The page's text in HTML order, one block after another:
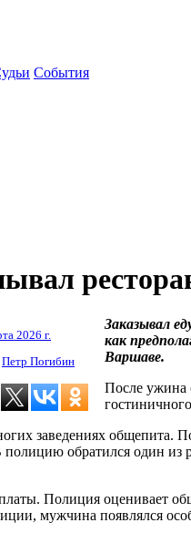
События
2026 г.
Петр Погибин
Заказывал
как
Варшаве.
После ужина
заведениях общепита.
обратился один из
Полиция оценивает
мужчина появлялся